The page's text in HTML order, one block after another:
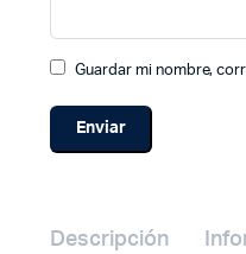
Guardar mi nombre,
Descripción